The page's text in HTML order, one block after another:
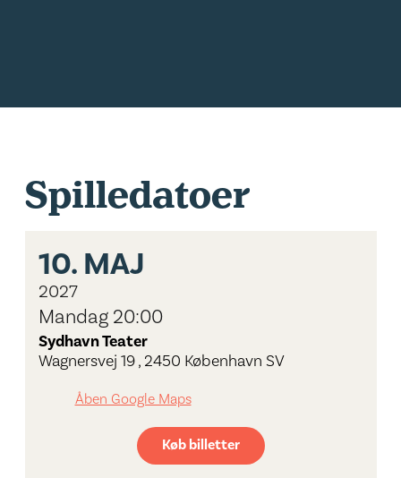
Spilledatoer
10. MAJ
2027
Mandag 20:00
Sydhavn Teater
Wagnersvej 19 , 2450 København SV
Åben Google Maps
Køb billetter